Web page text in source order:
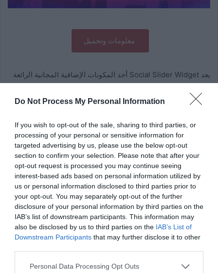
Do Not Process My Personal Information
If you wish to opt-out of the sale, sharing to third parties, or
processing of your personal or sensitive information for
targeted advertising by us, please use the below opt-out
section to confirm your selection. Please note that after your
opt-out request is processed you may continue seeing
interest-based ads based on personal information utilized by
us or personal information disclosed to third parties prior to
your opt-out. You may separately opt-out of the further
disclosure of your personal information by third parties on the
IAB’s list of downstream participants. This information may
also be disclosed by us to third parties on the IAB’s List of
Downstream Participants that may further disclose it to other
Personal Data Processing Opt Outs
معلومات وتحميل
يعد Social Slider Widget أحد المكونات الإضافية المجانية الرائعة
موقعك. يعرض هذا المكون الإضافي صورًا من موجز Instagram
توصيل حساب Instagram الخاص بك لاستخدام المكون
الإضافي). هذه طريقة رائعة لإعلام زوار موقع الويب الخاص بك بما
يفوتهم ومنحهم سببًا لبدء متابعتك على Instagram. يعني المزيد من
المتابعين فرصة أفضل لإعادة مشاركة محتوى Instagram الخاص بك
، مما يزيد بدوره من احتمالية أن يجد المزيد من المستخدمين
طريقهم إلى موقع الويب الخاص بك.
اقرأ أيضاً : كيفية تعديل صفحة ووردبريس الرئيسية؟ -
الخطوات الواجب اتباعها
YouTube: لا يزال رقم واحد في